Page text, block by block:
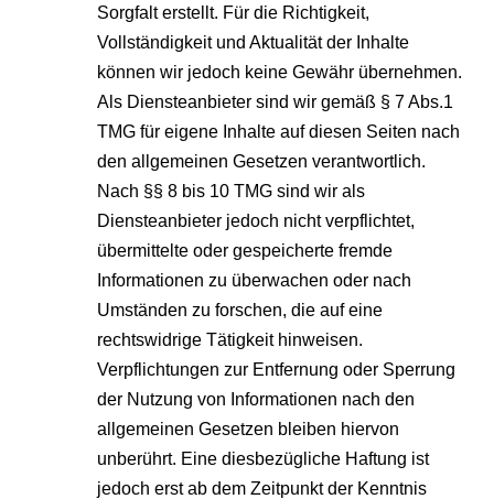
Sorgfalt erstellt. Für die Richtigkeit,
Vollständigkeit und Aktualität der Inhalte
können wir jedoch keine Gewähr übernehmen.
Als Diensteanbieter sind wir gemäß § 7 Abs.1
TMG für eigene Inhalte auf diesen Seiten nach
den allgemeinen Gesetzen verantwortlich.
Nach §§ 8 bis 10 TMG sind wir als
Diensteanbieter jedoch nicht verpflichtet,
übermittelte oder gespeicherte fremde
Informationen zu überwachen oder nach
Umständen zu forschen, die auf eine
rechtswidrige Tätigkeit hinweisen.
Verpflichtungen zur Entfernung oder Sperrung
der Nutzung von Informationen nach den
allgemeinen Gesetzen bleiben hiervon
unberührt. Eine diesbezügliche Haftung ist
jedoch erst ab dem Zeitpunkt der Kenntnis